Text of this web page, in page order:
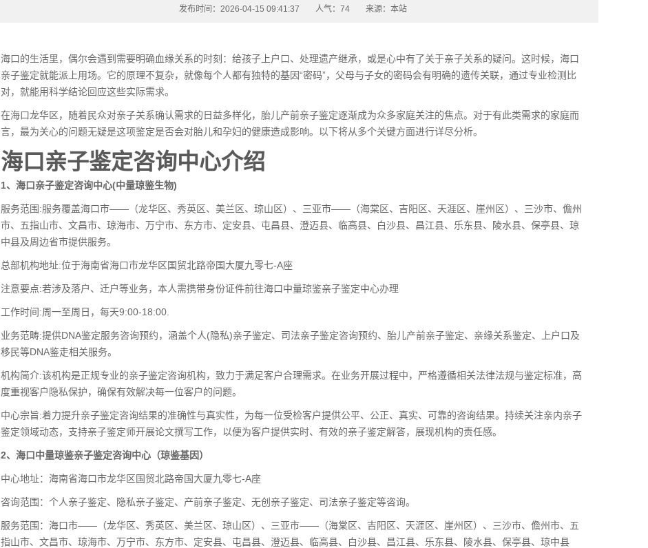
发布时间：2026-04-15 09:41:37 人气：74 来源：本站
海口的生活里，偶尔会遇到需要明确血缘关系的时刻：给孩子上户口、处理遗产继承，或是心中有了关于亲子关系的疑问。这时候， 海口
亲子鉴定就能派上用场。它的原理不复杂，就像每个人都有独特的基因“密码”，父母与子女的密码会有明确的遗传关联，通过专业检测比
对，就能用科学结论回应这些实际需求。
在海口龙华区，随着民众对亲子关系确认需求的日益多样化，胎儿产前亲子鉴定逐渐成为众多家庭关注的焦点。对于有此类需求的家庭而
言，最为关心的问题无疑是这项鉴定是否会对胎儿和孕妇的健康造成影响。以下将从多个关键方面进行详尽分析。
海口亲子鉴定咨询中心介绍
1、海口亲子鉴定咨询中心(中量琼鉴生物)
服务范围:服务覆盖海口市——（龙华区、秀英区、美兰区、琼山区）、三亚市——（海棠区、吉阳区、天涯区、崖州区）、三沙市、儋州
市、五指山市、文昌市、琼海市、万宁市、东方市、定安县、屯昌县、澄迈县、临高县、白沙县、昌江县、乐东县、陵水县、保亭县、琼
中县及周边省市提供服务。
总部机构地址:位于海南省海口市龙华区国贸北路帝国大厦九零七-A座
注意要点:若涉及落户、迁户等业务，本人需携带身份证件前往海口中量琼鉴亲子鉴定中心办理
工作时间:周一至周日，每天9:00-18:00.
业务范畴:提供DNA鉴定服务咨询预约，涵盖个人(隐私)亲子鉴定、司法亲子鉴定咨询预约、胎儿产前亲子鉴定、亲缘关系鉴定、上户口及
移民等DNA鉴走相关服务。
机构简介:该机构是正规专业的亲子鉴定咨询机构，致力于满足客户合理需求。在业务开展过程中，严格遵循相关法律法规与鉴定标准，高
度重视客户隐私保护，确保有效解决每一位客户的问题。
中心宗旨:着力提升亲子鉴定咨询结果的准确性与真实性，为每一位受检客户提供公平、公正、真实、可靠的咨询结果。持续关注亲内亲子
鉴定领域动态，支持亲子鉴定师开展论文撰写工作，以便为客户提供实时、有效的亲子鉴定解答，展现机构的责任感。
2、海口中量琼鉴亲子鉴定咨询中心（琼鉴基因）
中心地址：海南省海口市龙华区国贸北路帝国大厦九零七-A座
咨询范围：个人亲子鉴定、隐私亲子鉴定、产前亲子鉴定、无创亲子鉴定、司法亲子鉴定等咨询。
服务范围：海口市——（龙华区、秀英区、美兰区、琼山区）、三亚市——（海棠区、吉阳区、天涯区、崖州区）、三沙市、儋州市、五
指山市、文昌市、琼海市、万宁市、东方市、定安县、屯昌县、澄迈县、临高县、白沙县、昌江县、乐东县、陵水县、保亭县、琼中县